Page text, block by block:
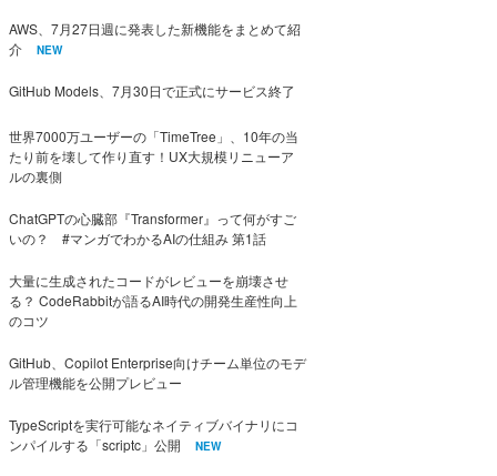
AWS、7月27日週に発表した新機能をまとめて紹
介
NEW
GitHub Models、7月30日で正式にサービス終了
世界7000万ユーザーの「TimeTree」、10年の当
たり前を壊して作り直す！UX大規模リニューア
ルの裏側
ChatGPTの心臓部『Transformer』って何がすご
いの？ #マンガでわかるAIの仕組み 第1話
大量に生成されたコードがレビューを崩壊させ
る？ CodeRabbitが語るAI時代の開発生産性向上
のコツ
GitHub、Copilot Enterprise向けチーム単位のモデ
ル管理機能を公開プレビュー
TypeScriptを実行可能なネイティブバイナリにコ
ンパイルする「scriptc」公開
NEW